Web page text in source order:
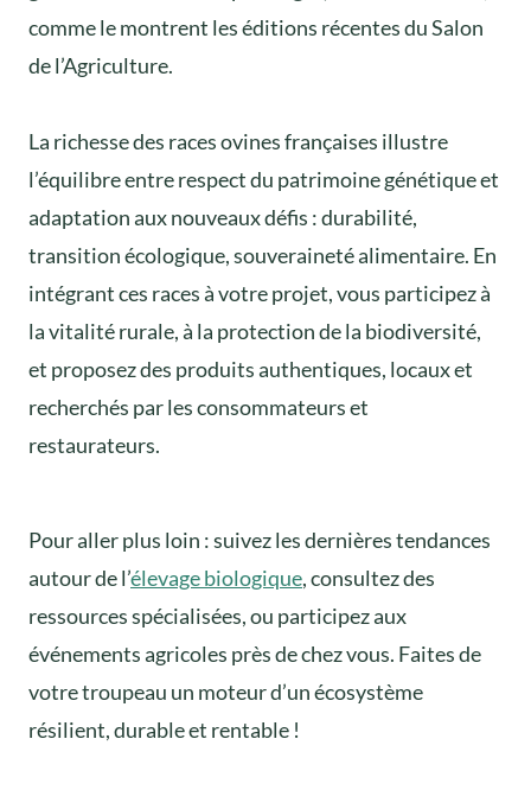
comme le montrent les éditions récentes du Salon
de l’Agriculture.
La richesse des races ovines françaises illustre
l’équilibre entre respect du patrimoine génétique et
adaptation aux nouveaux défis : durabilité,
transition écologique, souveraineté alimentaire. En
intégrant ces races à votre projet, vous participez à
la vitalité rurale, à la protection de la biodiversité,
et proposez des produits authentiques, locaux et
recherchés par les consommateurs et
restaurateurs.
Pour aller plus loin : suivez les dernières tendances
autour de l’élevage biologique, consultez des
ressources spécialisées, ou participez aux
événements agricoles près de chez vous. Faites de
votre troupeau un moteur d’un écosystème
résilient, durable et rentable !